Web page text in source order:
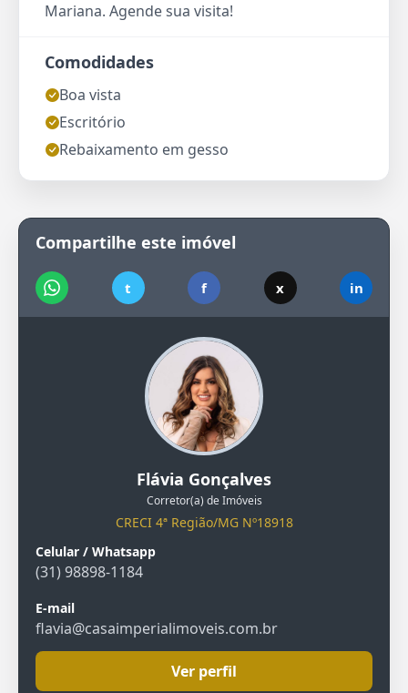
Mariana. Agende sua visita!
Comodidades
Boa vista
Escritório
Rebaixamento em gesso
Compartilhe este imóvel
t f x in
Flávia Gonçalves
Corretor(a) de Imóveis
CRECI 4ª Região/MG Nº18918
Celular / Whatsapp
(31) 98898-1184
E-mail
flavia@casaimperialimoveis.com.br
Ver perfil